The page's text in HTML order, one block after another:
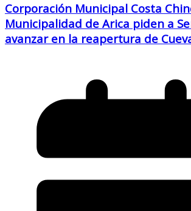
Corporación Municipal Costa
Municipalidad de Arica piden a
avanzar en la reapertura de